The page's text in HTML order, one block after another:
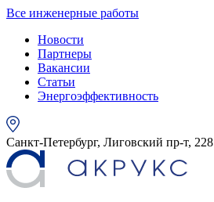
Все инженерные работы
Новости
Партнеры
Вакансии
Статьи
Энергоэффективность
Санкт-Петербург, Лиговский пр-т, 228